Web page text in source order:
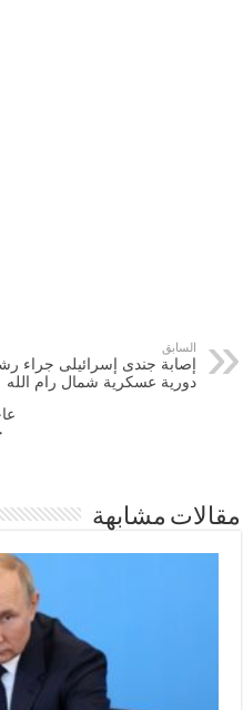
السابق
إصابة جندى إسرائيلى جراء
دورية عسكرية شمال رام الله
مقالات مشابهة